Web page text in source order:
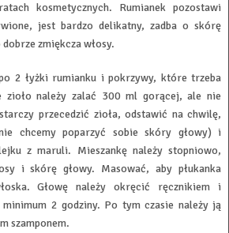
kosmetycznych. Rumianek pozostawi
jest bardzo delikatny, zadba o skórę
zmiękcza włosy.
2 łyżki rumianku i pokrzywy, które trzeba
zioło należy zalać 300 ml gorącej, ale nie
przecedzić zioła, odstawić na chwilę,
chcemy poparzyć sobie skóry głowy) i
z maruli. Mieszankę należy stopniowo,
i skórę głowy. Masować, aby płukanka
Głowę należy okręcić ręcznikiem i
minimum 2 godziny. Po tym czasie należy ją
szamponem.